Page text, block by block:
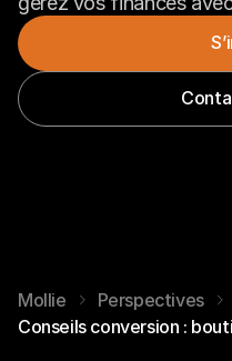
Mollie
Perspectives
Conseils conversion :